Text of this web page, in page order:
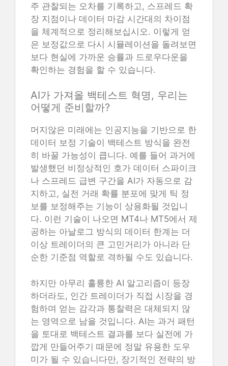
주 관찰되는 오차를 기록하고, 스프레드 확
장 지점이나 데이터 마감 시간대의 차이점
을 체계적으로 정리해보십시오. 이렇게 얻
은 보정값으로 다시 시뮬레이션을 돌려보면
보다 현실에 가까운 승률과 드로우다운을
확인하는 경험을 할 수 있습니다.
AI가 가져올 백테스트 혁명, 우리는
어떻게 준비할까?
머지않은 미래에는 인공지능을 기반으로 한
데이터 보정 기술이 백테스트 방식을 완전
히 바꿀 가능성이 큽니다. 예를 들어 과거에
발생했던 비정상적인 호가 데이터 스파이크
나 스프레드 급변 구간을 AI가 자동으로 감
지하고, 실전 거래 확률 분포에 맞게 틱 정
보를 보정해주는 기능이 상용화될 것입니
다. 이런 기술이 나오면 MT4나 MT5에서 제
공하는 아날로그 방식의 데이터 한계는 더
이상 트레이더의 큰 고민거리가 아니라 단
순한 기준점 역할로 격하될 수도 있습니다.
하지만 아무리 훌륭한 AI 알고리즘이 등장
하더라도, 인간 트레이더가 직접 시장을 경
험하며 얻는 감각과 통찰력은 대체되지 않
는 영역으로 남을 것입니다. AI는 과거 패턴
을 토대로 백테스트 결과를 보다 실전에 가
깝게 만들어주기 때문에 정말 유용한 도우
미가 될 수 있습니다만, 장기적인 전략의 방